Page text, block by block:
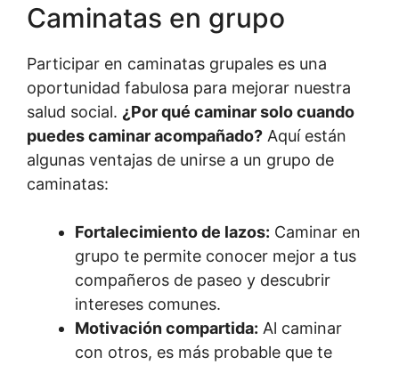
Caminatas en grupo
Participar en caminatas grupales es una
oportunidad fabulosa para mejorar nuestra
salud social. ¿Por qué caminar solo cuando
puedes caminar acompañado? Aquí están
algunas ventajas de unirse a un grupo de
caminatas:
Fortalecimiento de lazos: Caminar en
grupo te permite conocer mejor a tus
compañeros de paseo y descubrir
intereses comunes.
Motivación compartida: Al caminar
con otros, es más probable que te